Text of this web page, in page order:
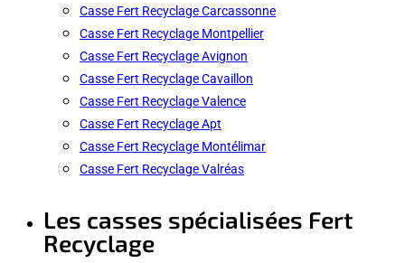
Casse Fert Recyclage Carcassonne
Casse Fert Recyclage Montpellier
Casse Fert Recyclage Avignon
Casse Fert Recyclage Cavaillon
Casse Fert Recyclage Valence
Casse Fert Recyclage Apt
Casse Fert Recyclage Montélimar
Casse Fert Recyclage Valréas
Les casses spécialisées Fert
Recyclage